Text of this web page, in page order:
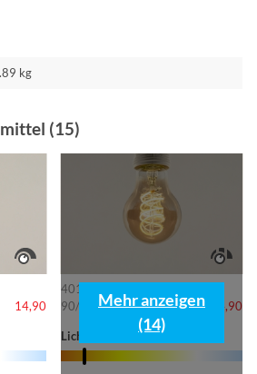
kg
(15)
14,90
401 · 6cm-2200K
90/220/420lm ·Vorrätig 14,90
Lichtfarbe: 2200 K
Mehr anzeigen
(14)